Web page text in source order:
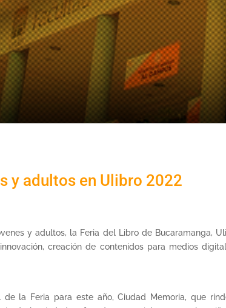
y adultos en Ulibro 2022
y adultos, la Feria del Libro de Bucaramanga,
creación de contenidos para medios
la Feria para este año, Ciudad Memoria, que